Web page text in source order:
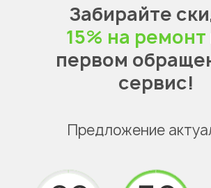
Забирайте
15% на ремонт
первом
сервис!
Предложение